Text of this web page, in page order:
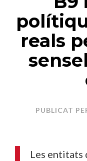
reals
PUBLICAT
Les entitats